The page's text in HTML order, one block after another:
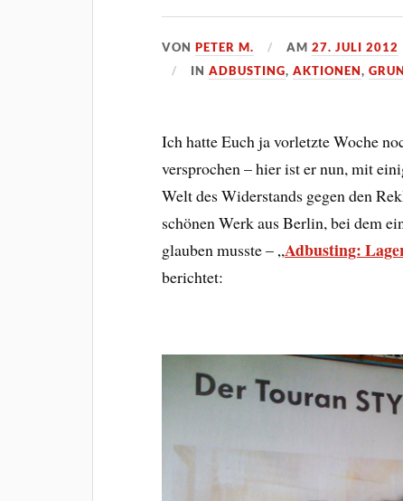
VONPETER M. AM27. JULI 2012
INADBUSTING,AKTIONEN,
Ich hatte Euch ja vorletzte Woche
versprochen – hier ist er nun, mit
Welt des Widerstands gegen den
schönen Werk aus Berlin, bei dem
glauben musste – „Adbusting:
berichtet: